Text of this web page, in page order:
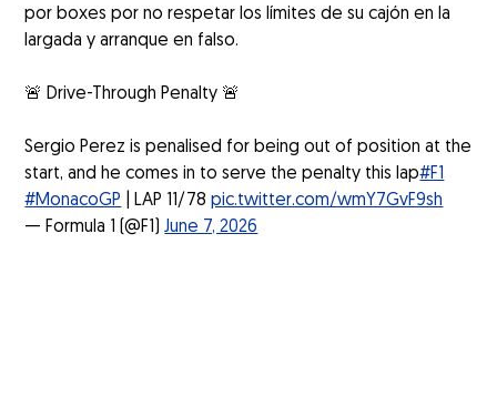
por boxes por no respetar los límites de su cajón en la
largada y arranque en falso.
🚨 Drive-Through Penalty 🚨
Sergio Perez is penalised for being out of position at the
start, and he comes in to serve the penalty this lap#F1
#MonacoGP | LAP 11/78pic.twitter.com/wmY7GvF9sh
— Formula 1 (@F1)June 7, 2026